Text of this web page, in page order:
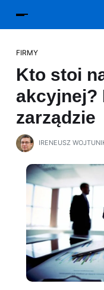
FIRMY
Kto stoi
akcyjnej?
zarządzie
IRENEUSZ